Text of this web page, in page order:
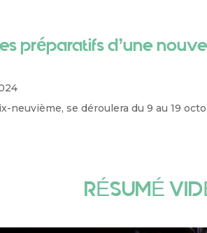
préparatifs d’une
neuvième, se déroulera du 9 au 19
RÉSUMÉ